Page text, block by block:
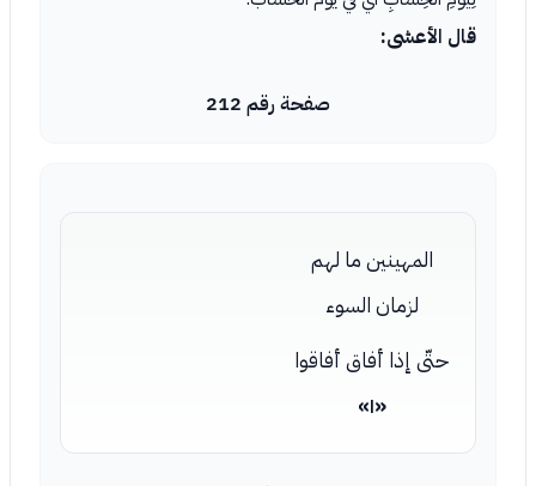
قال الأعشى:
صفحة رقم 212
المهينين ما لهم
لزمان السوء
حتّى إذا أفاق أفاقوا
«١»